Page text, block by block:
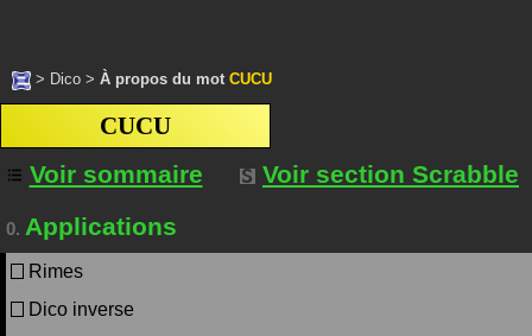
> Dico > À propos du mot CUCU
CUCU
Voir sommaire
Voir section Scrabble
0. Applications
Rimes
Dico inverse